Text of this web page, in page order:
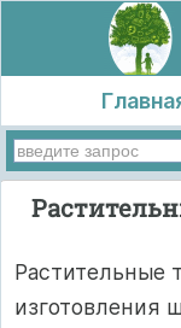
Растительные
изготовления